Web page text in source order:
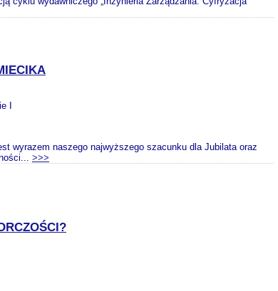
I
wyrazem naszego najwyższego szacunku dla Jubilata oraz
>>>